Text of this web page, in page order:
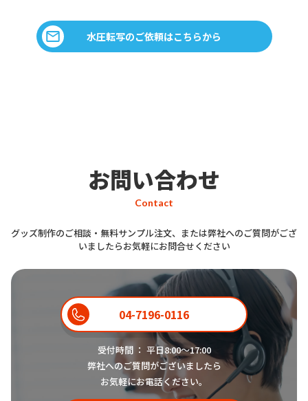
水圧転写のご依頼はこちらから
お問い合わせ
Contact
グッズ制作のご相談・無料サンプル注文、または弊社へのご質問がござ
いましたらお気軽にお問合せください
04-7196-0116
受付時間 ： 平日8:00〜17:00
弊社へのご質問がございましたら
お気軽にお電話ください。